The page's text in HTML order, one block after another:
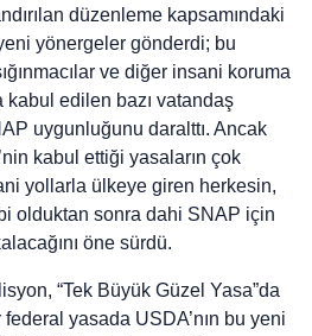
düzenleme kapsamındaki
yönergeler gönderdi; bu
ve diğer insani koruma
kabul edilen bazı vatandaş
uygunluğunu daralttı. Ancak
kabul ettiği yasaların çok
yollarla ülkeye giren herkesin,
olduktan sonra dahi SNAP için
öne sürdü.
“Tek Büyük Güzel Yasa”da
yasada USDA’nın bu yeni